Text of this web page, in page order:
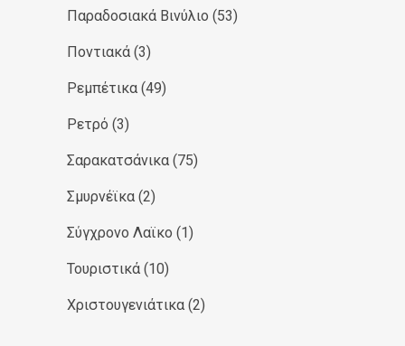
Παραδοσιακά Βινύλιο (53)
Ποντιακά (3)
Ρεμπέτικα (49)
Ρετρό (3)
Σαρακατσάνικα (75)
Σμυρνέϊκα (2)
Σύγχρονο Λαϊκο (1)
Τουριστικά (10)
Χριστουγενιάτικα (2)